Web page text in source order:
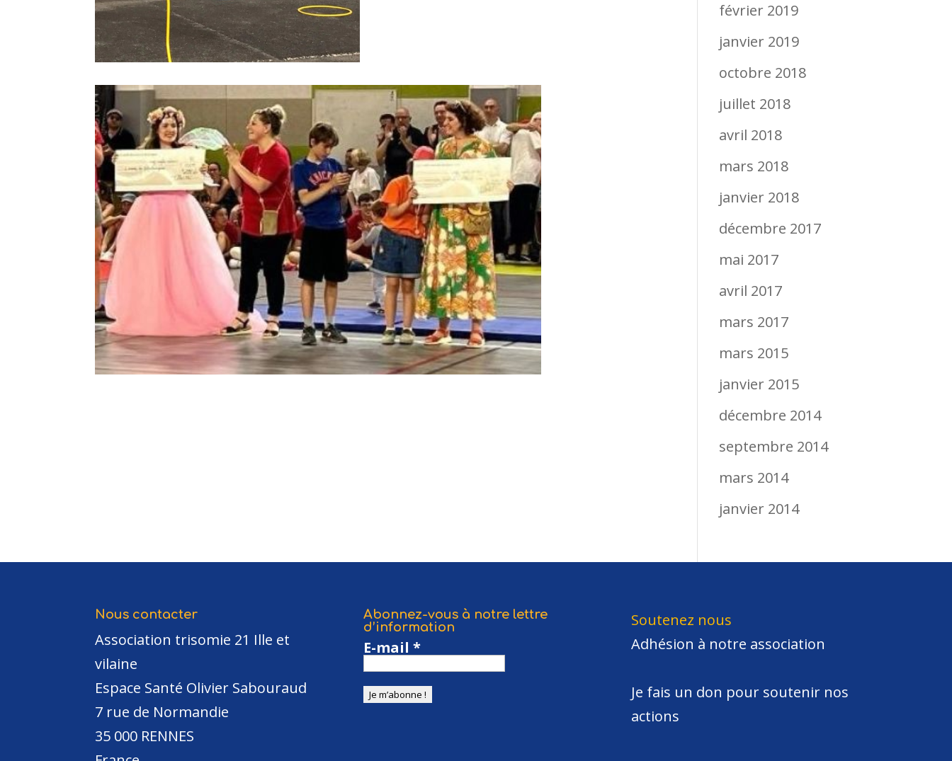
février 2019
janvier 2019
octobre 2018
juillet 2018
avril 2018
mars 2018
janvier 2018
décembre 2017
mai 2017
avril 2017
mars 2017
mars 2015
janvier 2015
décembre 2014
septembre 2014
mars 2014
janvier 2014
Nous contacter
Association trisomie 21 Ille et
vilaine
Espace Santé Olivier Sabouraud
7 rue de Normandie
35 000 RENNES
Abonnez-vous à notre lettre
d’information
E-mail *
Soutenez nous
Adhésion à notre association
Je fais un don pour soutenir nos
actions